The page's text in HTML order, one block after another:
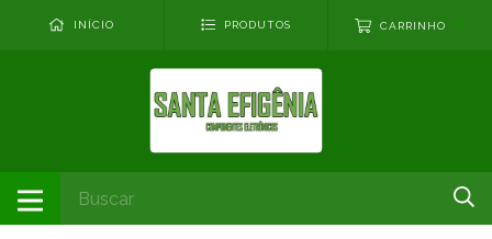
INÍCIO PRODUTOS CARRINHO